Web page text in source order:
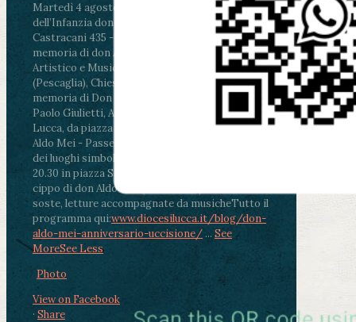
Martedì 4 agosto2026
ore 11:30 - Lucca, Scuola
dell’Infanzia don Aldo Mei - Viale Castruccio
Castracani 435 - Inaugurazione murales in
memoria di don Aldo Mei curato dal Liceo
Artistico e Musicale “Passaglia”
ore 18 - Fiano
(Pescaglia), Chiesa parrocchiale - Messa in
memoria di Don Aldo Mei celebrata da mons.
Paolo Giulietti, Arcivescovo di Lucca
ore 20.30 -
Lucca, da piazza San Michele al Cippo di don
Aldo Mei - Passeggiata della Memoria in alcuni
dei luoghi simbolo della città. Ritrovo alle ore
20.30 in piazza San Michele con conclusione al
cippo di don Aldo Mei (Porta Elisa). Durante le
soste, letture accompagnate da musicheTutto il
programma qui:www.diocesilucca.it/blog/don-
aldo-mei-anniversario-uccisione/... See
MoreSee Less
Photo
View on Facebook
· Share